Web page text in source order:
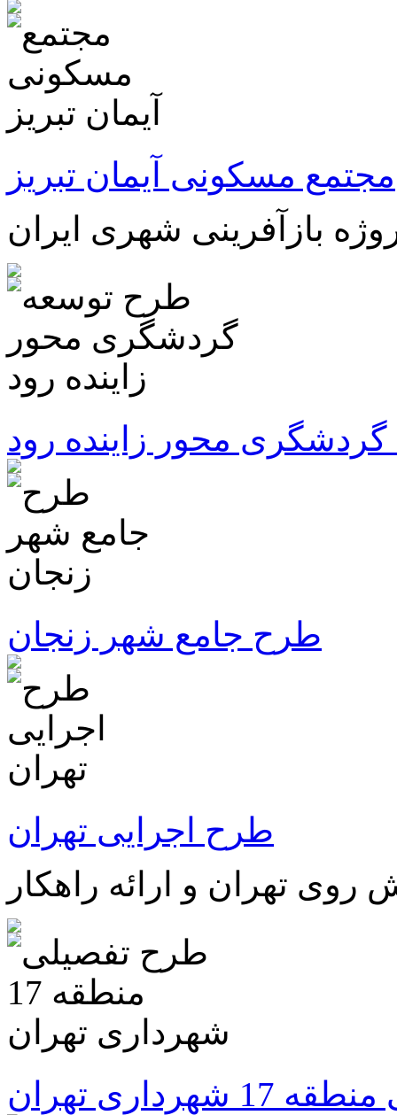
مجتمع مسکونی آیمان تبریز
بازآفرینی شهری ایران
محور زاینده رود
طرح جامع شهر زنجان
طرح اجرایی تهران
تهران